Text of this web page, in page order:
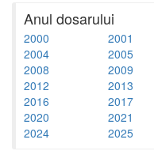
Anul dosarului
2000 2001
2004
2005
2008
2009
2012
2013
2016
2017
2020
2021
2024
2025